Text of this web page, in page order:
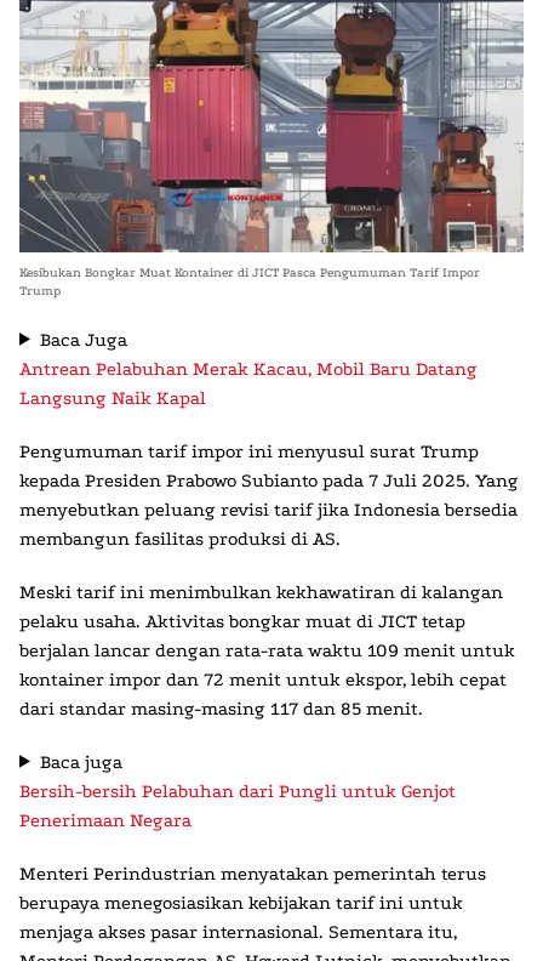
Kesibukan Bongkar Muat Kontainer di JICT Pasca Pengumuman Tarif Impor
Trump
Baca Juga
Antrean Pelabuhan Merak Kacau, Mobil Baru Datang
Langsung Naik Kapal
Pengumuman tarif impor ini menyusul surat Trump
kepada Presiden Prabowo Subianto pada 7 Juli 2025. Yang
menyebutkan peluang revisi tarif jika Indonesia bersedia
membangun fasilitas produksi di AS.
Meski tarif ini menimbulkan kekhawatiran di kalangan
pelaku usaha. Aktivitas bongkar muat di JICT tetap
berjalan lancar dengan rata-rata waktu 109 menit untuk
kontainer impor dan 72 menit untuk ekspor, lebih cepat
dari standar masing-masing 117 dan 85 menit.
Baca juga
Bersih-bersih Pelabuhan dari Pungli untuk Genjot
Penerimaan Negara
Menteri Perindustrian menyatakan pemerintah terus
berupaya menegosiasikan kebijakan tarif ini untuk
menjaga akses pasar internasional. Sementara itu,